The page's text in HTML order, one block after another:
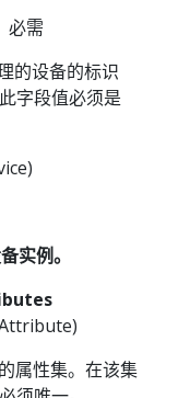
必需
的设备的标识
字段值必须是
实例。
属性集。在该集